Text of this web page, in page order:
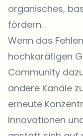
organisches,
fördern.
Wenn das
hochkarätigen
Community
andere Kanäle
erneute
Innovationen